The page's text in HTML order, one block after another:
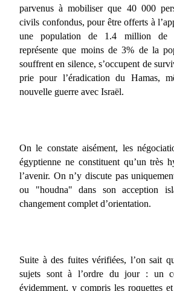
parvenus à mobiliser que 40 000
civils confondus, pour être offerts à
une population de 1.4 million de
représente que moins de 3% de la
souffrent en silence, s’occupent de
prie pour l’éradication du Hamas,
nouvelle guerre avec Israël.
On le constate aisément, les
égyptienne ne constituent qu’un très
l’avenir. On n’y discute pas
ou "houdna" dans son acception
changement complet d’orientation.
Suite à des fuites vérifiées, l’on sait
sujets sont à l’ordre du jour : un
évidemment, y compris les roquettes